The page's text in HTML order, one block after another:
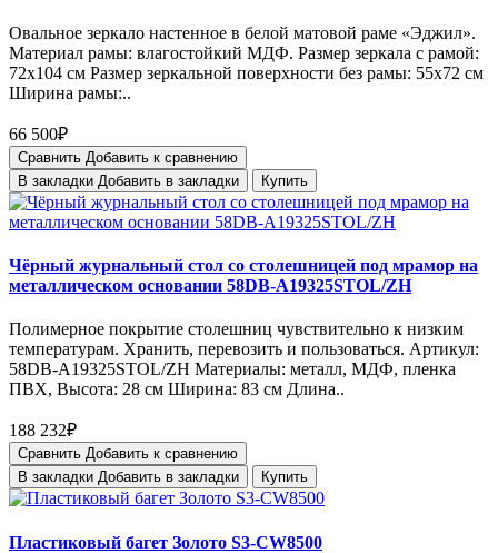
Овальное зеркало настенное в белой матовой раме «Эджил».
Материал рамы: влагостойкий МДФ. Размер зеркала с рамой:
72х104 см Размер зеркальной поверхности без рамы: 55х72 см
Ширина рамы:..
66 500₽
Сравнить Добавить к сравнению
В закладки Добавить в закладки Купить
Чёрный журнальный стол со столешницей под мрамор на
металлическом основании 58DB-A19325STOL/ZH
Полимерное покрытие столешниц чувствительно к низким
температурам. Хранить, перевозить и пользоваться. Артикул:
58DB-A19325STOL/ZH Материалы: металл, МДФ, пленка
ПВХ, Высота: 28 см Ширина: 83 см Длина..
188 232₽
Сравнить Добавить к сравнению
В закладки Добавить в закладки Купить
Пластиковый багет Золото S3-CW8500